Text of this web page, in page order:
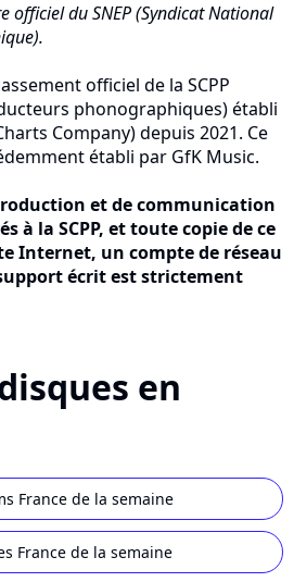
officiel du SNEP (Syndicat National
officiel de la SCPP
phonographiques) établi
Company) depuis 2021. Ce
établi par GfK Music.
et de communication
à la SCPP, et toute copie de ce
Internet, un compte de réseau
écrit est strictement
en
France de la semaine
France de la semaine